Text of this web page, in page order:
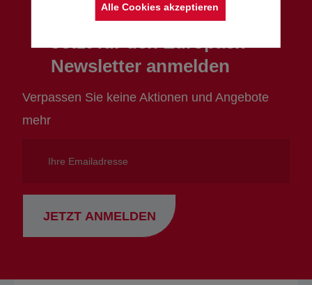
Jetzt für den Europack
Newsletter anmelden
Verpassen Sie keine Aktionen und Angebote
mehr
Emailadresse
JETZT ANMELDEN
Alle Cookies akzeptieren